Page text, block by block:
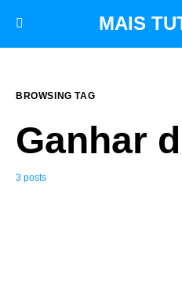
MAIS
BROWSING TAG
Ganhar
3 posts